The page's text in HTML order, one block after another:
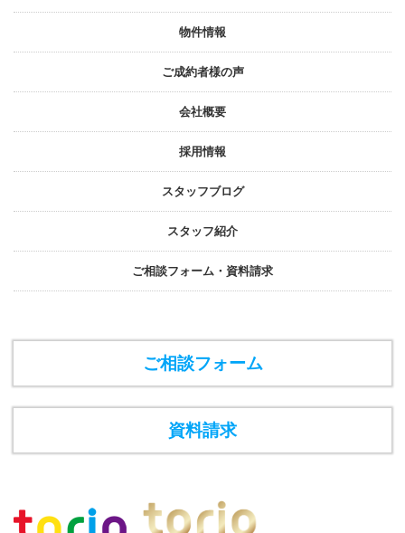
物件情報
ご成約者様の声
会社概要
採⽤情報
スタッフブログ
スタッフ紹介
ご相談フォーム・資料請求
ご相談フォーム
資料請求